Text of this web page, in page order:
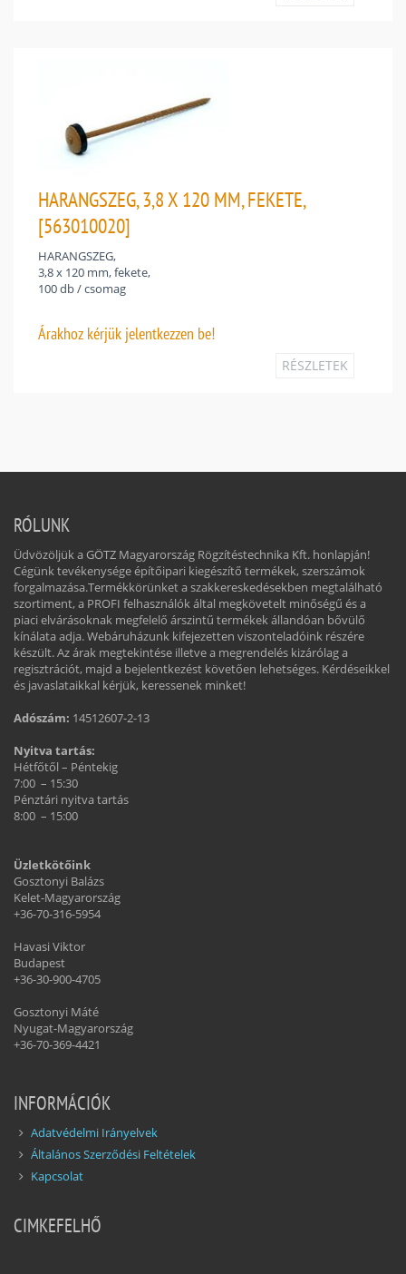
HARANGSZEG, 3,8 X 120 MM, FEKETE,
[563010020]
HARANGSZEG,
3,8 x 120 mm, fekete,
100 db / csomag
Árakhoz kérjük jelentkezzen be!
RÉSZLETEK
RÓLUNK
Üdvözöljük a GÖTZ Magyarország Rögzítéstechnika Kft. honlapján!
Cégünk tevékenysége építőipari kiegészítő termékek, szerszámok
forgalmazása.Termékkörünket a szakkereskedésekben megtalálható
szortiment, a PROFI felhasználók által megkövetelt minőségű és a
piaci elvárásoknak megfelelő árszintű termékek állandóan bővülő
kínálata adja. Webáruházunk kifejezetten viszonteladóink részére
készült. Az árak megtekintése illetve a megrendelés kizárólag a
regisztrációt, majd a bejelentkezést követően lehetséges. Kérdéseikkel
és javaslataikkal kérjük, keressenek minket!
Adószám: 14512607-2-13
Nyitva tartás:
Hétfőtől – Péntekig
7:00 – 15:30
Pénztári nyitva tartás
8:00 – 15:00
Üzletkötőink
Gosztonyi Balázs
Kelet-Magyarország
+36-70-316-5954
Havasi Viktor
Budapest
+36-30-900-4705
Gosztonyi Máté
Nyugat-Magyarország
+36-70-369-4421
INFORMÁCIÓK
Adatvédelmi Irányelvek
Általános Szerződési Feltételek
Kapcsolat
CIMKEFELHŐ